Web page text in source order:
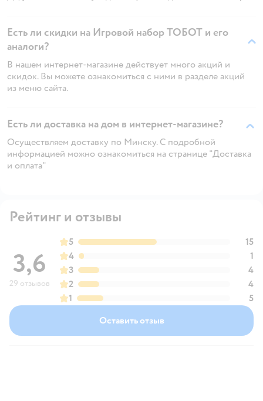
Есть ли скидки на Игровой набор ТОБОТ и его
аналоги?
В нашем интернет-магазине действует много акций и
скидок. Вы можете ознакомиться с ними в разделе акций
из меню сайта.
Есть ли доставка на дом в интернет-магазине?
Осуществляем доставку по Минску. С подробной
информацией можно ознакомиться на странице "Доставка
и оплата"
Рейтинг и отзывы
3,6
29 отзывов
5
15
4
1
3
4
2
4
1
5
Оставить отзыв